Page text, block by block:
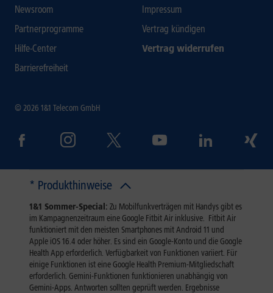
Newsroom
Partnerprogramme
Hilfe-Center
Barrierefreiheit
Impressum
Vertrag kündigen
Vertrag widerrufen
© 2026 1&1 Telecom GmbH